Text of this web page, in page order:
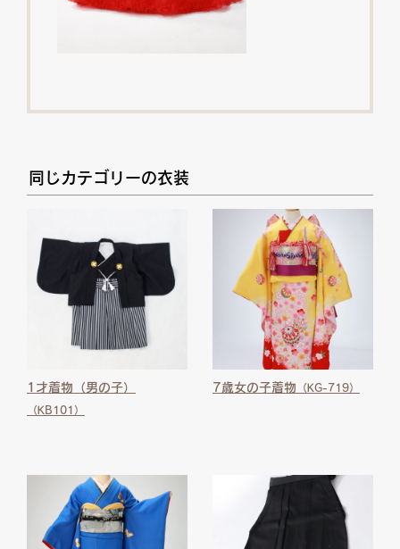
同じカテゴリーの衣装
1才着物（男の子）
（KB101）
7歳女の子着物 （KG-719）